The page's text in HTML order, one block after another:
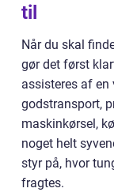
til
Når du skal
gør det først
assisteres af
godstransport,
maskinkørsel,
noget helt
styr på, hvor
fragtes.